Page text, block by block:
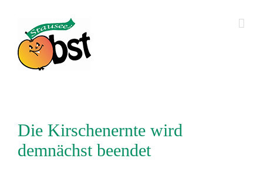
springen
Die Kirschenernte wird
demnächst beendet